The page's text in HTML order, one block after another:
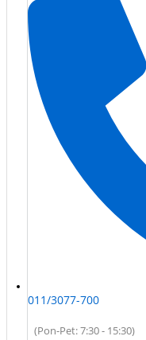
011/3077-700
(Pon-Pet: 7:30 - 15:30)